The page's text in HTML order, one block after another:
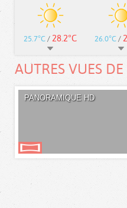
25.7°C / 28.2°C 26.0°C /
AUTRES VUES
PANORAMIQUE HD